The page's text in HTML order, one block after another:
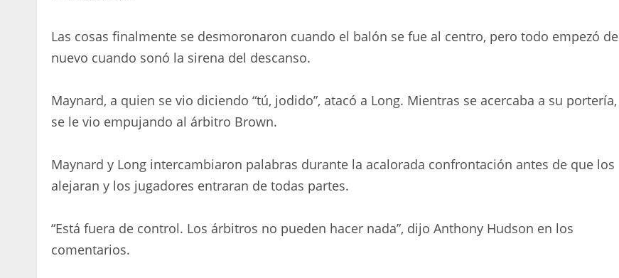
Las cosas finalmente se desmoronaron cuando el balón se fue al centro, pero todo empezó de
nuevo cuando sonó la sirena del descanso.
Maynard, a quien se vio diciendo “tú, jodido”, atacó a Long. Mientras se acercaba a su portería,
se le vio empujando al árbitro Brown.
Maynard y Long intercambiaron palabras durante la acalorada confrontación antes de que los
alejaran y los jugadores entraran de todas partes.
“Está fuera de control. Los árbitros no pueden hacer nada”, dijo Anthony Hudson en los
comentarios.